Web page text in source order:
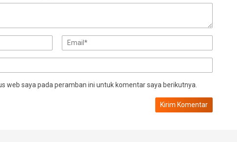
web saya pada peramban ini untuk komentar saya berikutnya.